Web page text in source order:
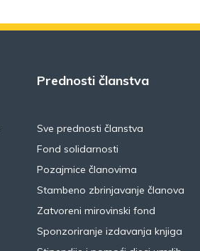
Prednosti članstva
Sve prednosti članstva
Fond solidarnosti
Pozajmice članovima
Stambeno zbrinjavanje članova
Zatvoreni mirovinski fond
Sponzoriranje izdavanja knjiga